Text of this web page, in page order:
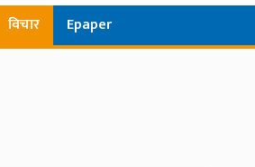
विचार Epaper